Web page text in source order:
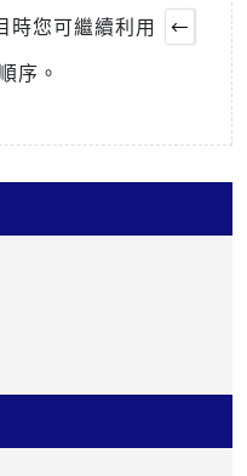
時您可繼續利用
←
序。